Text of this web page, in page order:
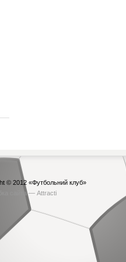
© 2012 «Футбольний клуб»
сайта — Attracti